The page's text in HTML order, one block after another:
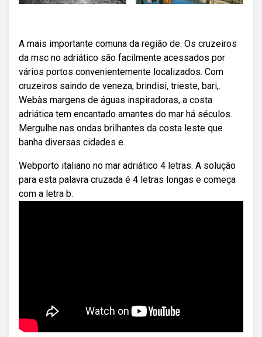
A mais importante comuna da região de. Os cruzeiros
da msc no adriático são facilmente acessados por
vários portos convenientemente localizados. Com
cruzeiros saindo de veneza, brindisi, trieste, bari,.
Webàs margens de águas inspiradoras, a costa
adriática tem encantado amantes do mar há séculos.
Mergulhe nas ondas brilhantes da costa leste que
banha diversas cidades e.
Webporto italiano no mar adriático 4 letras. A solução
para esta palavra cruzada é 4 letras longas e começa
com a letra b.